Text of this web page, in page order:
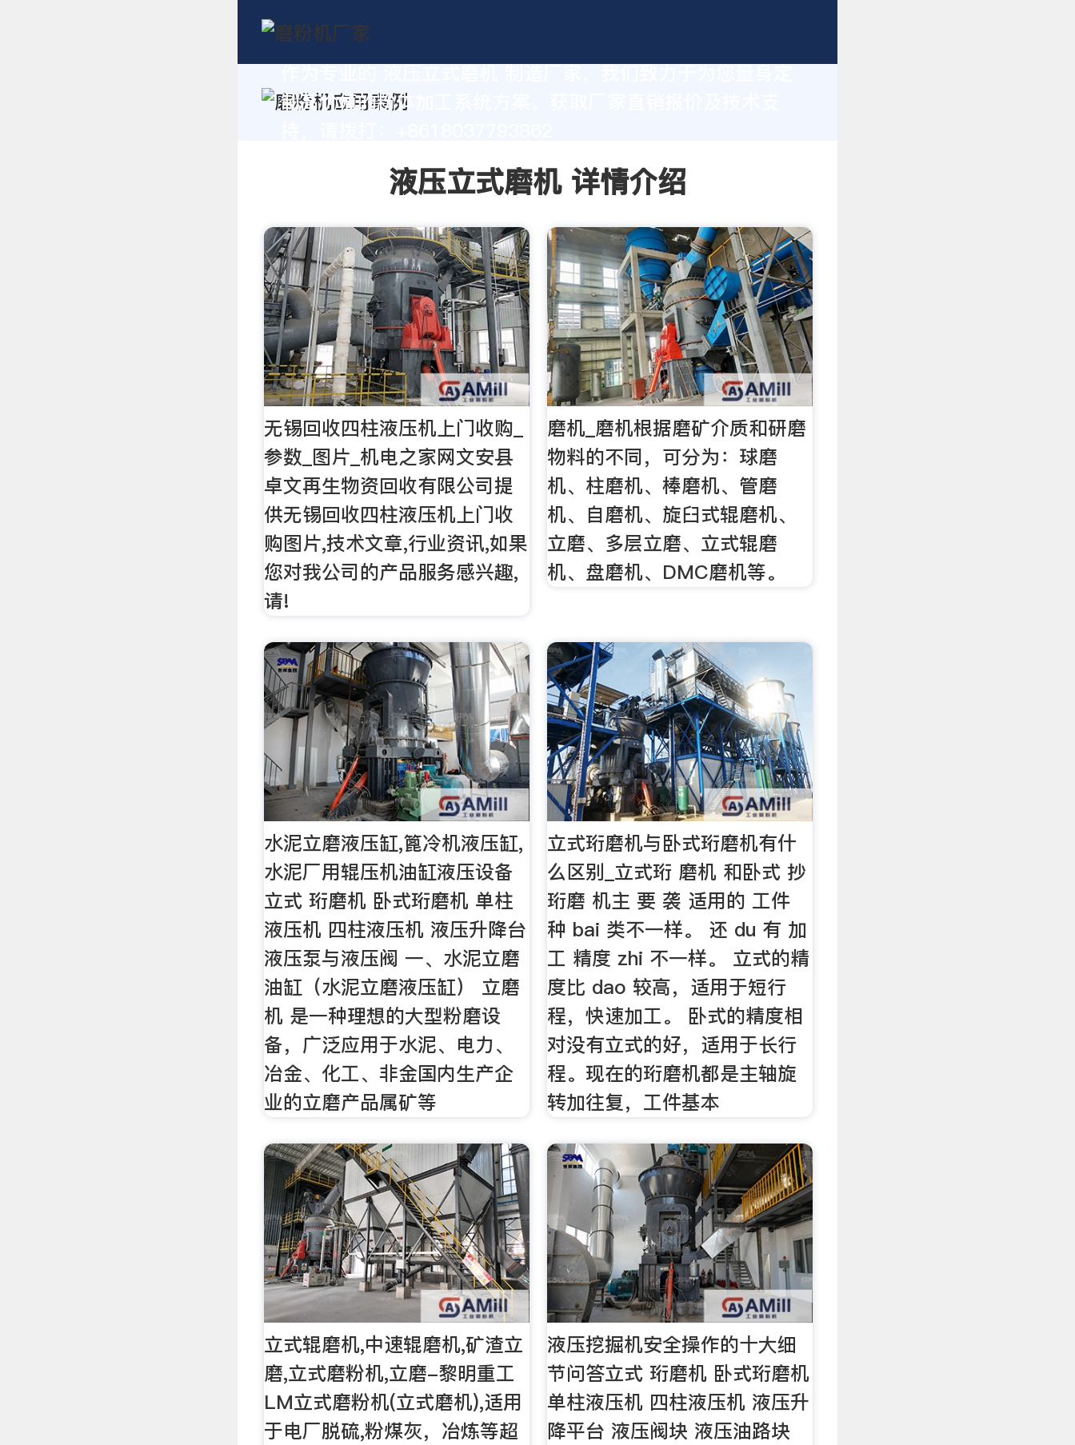
制高价值的粉体加工系统方案。获取厂家直销报价及技术支
液压立式磨机 详情介绍
无锡回收四柱液压机上门收购_
参数_图片_机电之家网文安县
卓文再生物资回收有限公司提
供无锡回收四柱液压机上门收
购图片,技术文章,行业资讯,如果
您对我公司的产品服务感兴趣,
请!
磨机_磨机根据磨矿介质和研磨
物料的不同，可分为：球磨
机、柱磨机、棒磨机、管磨
机、自磨机、旋臼式辊磨机、
立磨、多层立磨、立式辊磨
机、盘磨机、DMC磨机等。
水泥立磨液压缸,篦冷机液压缸,
水泥厂用辊压机油缸液压设备
立式 珩磨机 卧式珩磨机 单柱
液压机 四柱液压机 液压升降台
液压泵与液压阀 一、水泥立磨
油缸（水泥立磨液压缸） 立磨
机 是一种理想的大型粉磨设
备，广泛应用于水泥、电力、
冶金、化工、非金国内生产企
业的立磨产品属矿等
立式珩磨机与卧式珩磨机有什
么区别_立式珩 磨机 和卧式 抄
珩磨 机主 要 袭 适用的 工件
种 bai 类不一样。 还 du 有 加
工 精度 zhi 不一样。 立式的精
度比 dao 较高，适用于短行
程，快速加工。 卧式的精度相
对没有立式的好，适用于长行
程。现在的珩磨机都是主轴旋
转加往复，工件基本
立式辊磨机,中速辊磨机,矿渣立
磨,立式磨粉机,立磨-黎明重工
LM立式磨粉机(立式磨机),适用
于电厂脱硫,粉煤灰，冶炼等超
液压挖掘机安全操作的十大细
节问答立式 珩磨机 卧式珩磨机
单柱液压机 四柱液压机 液压升
降平台 液压阀块 液压油路块